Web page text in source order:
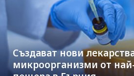
Създават нови
микроорганизми от